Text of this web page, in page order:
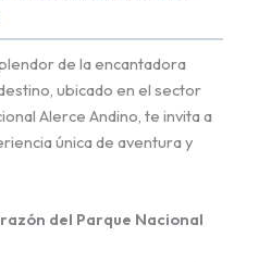
de la encantadora
ubicado en el sector
Alerce Andino, te invita a
única de aventura y
del Parque Nacional